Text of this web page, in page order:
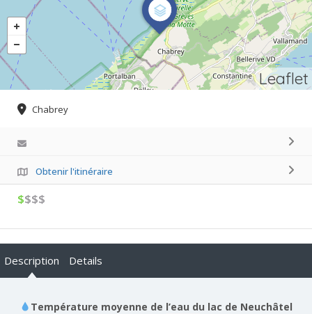
Leaflet
Chabrey
Obtenir l'itinéraire
$$$$
Description Details
Température moyenne de l’eau du lac de Neuchâtel